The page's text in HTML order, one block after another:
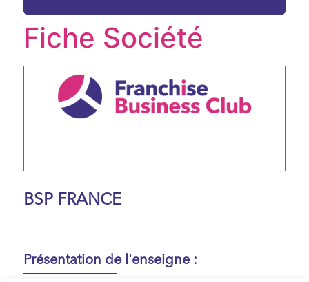
Fiche Société
BSP FRANCE
Présentation de l'enseigne :